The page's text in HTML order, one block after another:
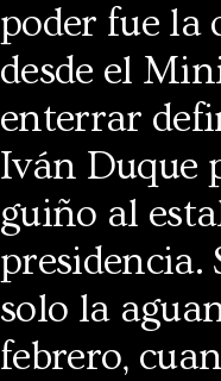
poder fue la
desde el
enterrar
Iván Duque
guiño al
presidencia.
solo la
febrero,